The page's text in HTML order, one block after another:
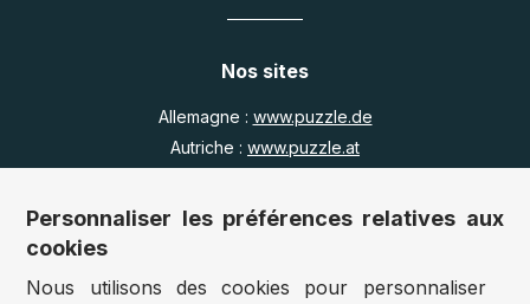
Nos sites
Allemagne : www.puzzle.de
Autriche : www.puzzle.at
Royaume Uni :
www.jigsawpuzzle.co.uk
Accès revendeurs / détaillants
Personnaliser les préférences relatives aux
cookies
Nous utilisons des cookies pour personnaliser